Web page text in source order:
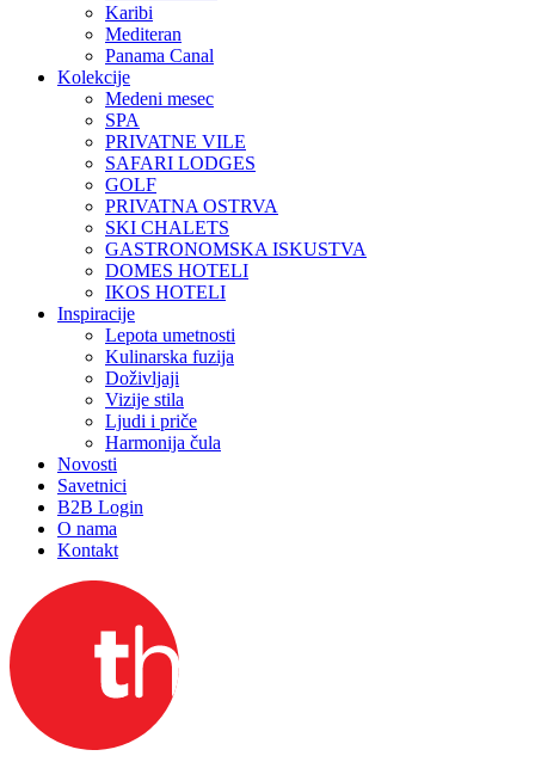
Karibi
Mediteran
Panama Canal
Kolekcije
Medeni mesec
SPA
PRIVATNE VILE
SAFARI LODGES
GOLF
PRIVATNA OSTRVA
SKI CHALETS
GASTRONOMSKA ISKUSTVA
DOMES HOTELI
IKOS HOTELI
Inspiracije
Lepota umetnosti
Kulinarska fuzija
Doživljaji
Vizije stila
Ljudi i priče
Harmonija čula
Novosti
Savetnici
B2B Login
O nama
Kontakt